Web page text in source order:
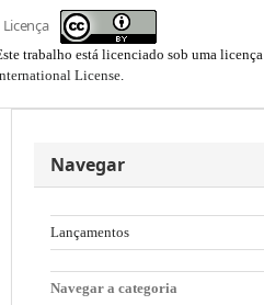
Licença
trabalho está licenciado sob uma licença
License.
Navegar
Lançamentos
Navegar a categoria